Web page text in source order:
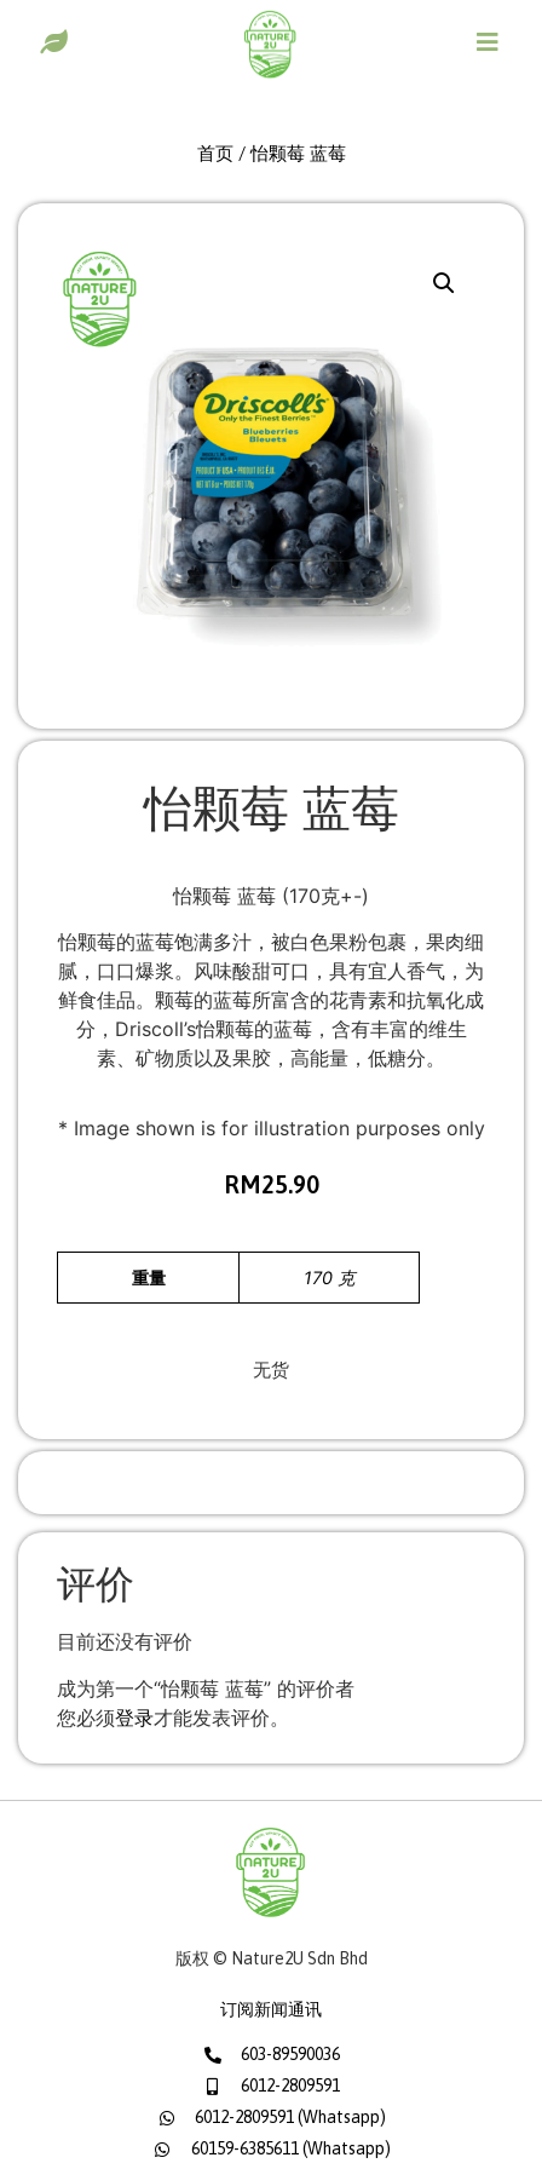
首页/ 怡颗莓 蓝莓
怡颗莓 蓝莓
怡颗莓 蓝莓 (170克+-)
怡颗莓的蓝莓饱满多汁，被白色果粉包裹，果肉细
腻，口口爆浆。风味酸甜可口，具有宜人香气，为
鲜食佳品。颗莓的蓝莓所富含的花青素和抗氧化成
分，Driscoll’s怡颗莓的蓝莓，含有丰富的维生
素、矿物质以及果胶，高能量，低糖分。
* Image shown is for illustration purposes only
RM25.90
重量 170 克
无货
评价
目前还没有评价
成为第一个“怡颗莓 蓝莓” 的评价者
您必须登录才能发表评价。
版权 © Nature2U Sdn Bhd
订阅新闻通讯
603-89590036
6012-2809591
6012-2809591 (Whatsapp)
60159-6385611 (Whatsapp)